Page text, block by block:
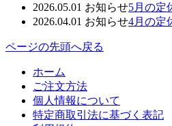
2026.05.01 お知らせ5月の定
2026.04.01 お知らせ4月の定
ページの先頭へ戻る
ホーム
ご注文方法
個人情報について
特定商取引法に基づく表記